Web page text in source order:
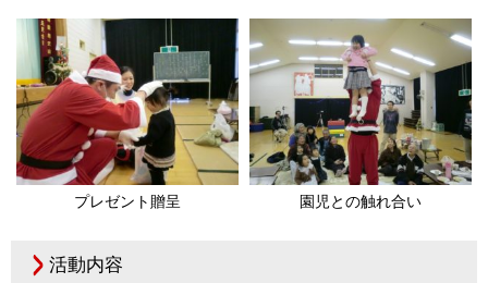
プレゼント贈呈 園児との触れ合い
活動内容